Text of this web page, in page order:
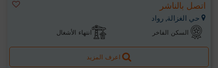
اتصل بالناشر
حي الغزالة, رواد
السكن الفاخر انتهاء الأشغال
اعرف المزيد